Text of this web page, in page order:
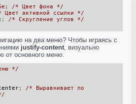
/* Цвет фона */
Цвет активной ссылки */
;
/* Скругление углов */
на два меню? Чтобы играясь с
justify-content , визуально
от основного меню.
*/
;
/* Выравнивает по